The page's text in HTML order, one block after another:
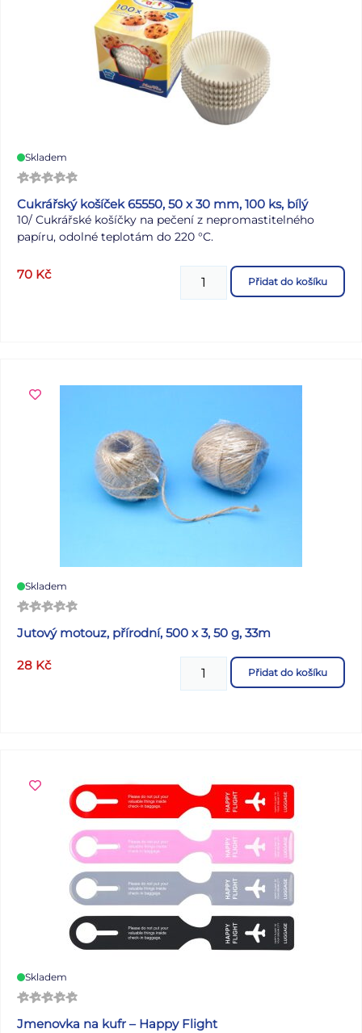
Skladem
Cukrářský košíček 65550, 50 x 30 mm, 100 ks, bílý
10/ Cukrářské košíčky na pečení z nepromastitelného
papíru, odolné teplotám do 220 °C.
70 Kč Přidat do košíku
Skladem
Jutový motouz, přírodní, 500 x 3, 50 g, 33m
28 Kč Přidat do košíku
Skladem
Jmenovka na kufr – Happy Flight